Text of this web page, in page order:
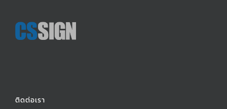
ติดต่อเรา